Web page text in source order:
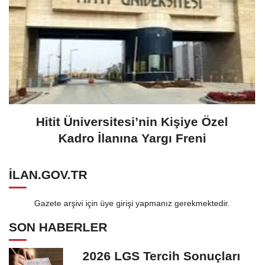
Hitit Üniversitesi’nin Kişiye Özel
Kadro İlanına Yargı Freni
ILAN.GOV.TR
Gazete arşivi için üye girişi yapmanız gerekmektedir.
SON HABERLER
2026 LGS Tercih Sonuçları